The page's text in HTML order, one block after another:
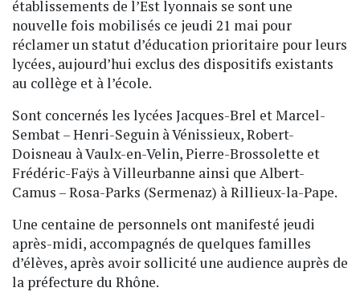
établissements de l’Est lyonnais se sont une
nouvelle fois mobilisés ce jeudi 21 mai pour
réclamer un statut d’éducation prioritaire pour leurs
lycées, aujourd’hui exclus des dispositifs existants
au collège et à l’école.
Sont concernés les lycées Jacques-Brel et Marcel-
Sembat – Henri-Seguin à Vénissieux, Robert-
Doisneau à Vaulx-en-Velin, Pierre-Brossolette et
Frédéric-Faÿs à Villeurbanne ainsi que Albert-
Camus – Rosa-Parks (Sermenaz) à Rillieux-la-Pape.
Une centaine de personnels ont manifesté jeudi
après-midi, accompagnés de quelques familles
d’élèves, après avoir sollicité une audience auprès de
la préfecture du Rhône.